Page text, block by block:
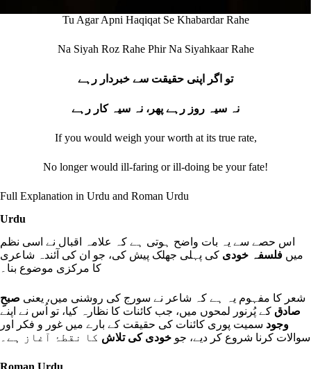
Tu Agar Apni Haqiqat Se Khabardar Rahe
Na Siyah Roz Rahe Phir Na Siyahkaar Rahe
تو اگر اپنی حقیقت سے خبردار رہے
نہ سیہ روز رہے پھر، نہ سیہ کار رہے
If you would weigh your worth at its true rate,
No longer would ill‐faring or ill‐doing be your fate!
Full Explanation in Urdu and Roman Urdu
Urdu
اس حصے سے یہ بات واضح ہوتی ہے کہ علامہ اقبال نے اسی نظم
میں فلسفہ خودی کی پہلی جھلک پیش کی، جو ان کی آئندہ شاعری
شعر کا مفہوم یہ ہے کہ شاعر نے سورج کی روشنی میں، یعنی صبحِ
صادق کے پُرنور لمحوں میں، جب کائنات کا نظارہ کیا، تو اُس نے اپنے
وجود سمیت پوری کائنات کی حقیقت کے بارے میں غور و فکر اور
سوالات کرنا شروع کر دیے، جو خودی کی تلاش کا نقطۂ آغاز ہے۔